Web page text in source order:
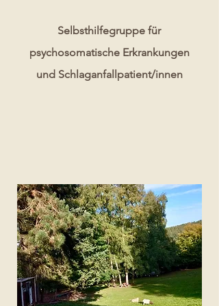
Selbsthilfegruppe für
psychosomatische Erkrankungen
und Schlaganfallpatient/innen